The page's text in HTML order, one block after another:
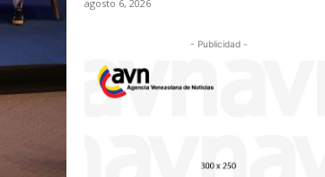
agosto 6, 2026
- Publicidad -